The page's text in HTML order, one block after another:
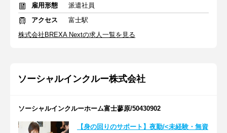
雇用形態
派遣社員
アクセス
富士駅
株式会社BREXA Nextの求人一覧を見る
ソーシャルインクルー株式会社
ソーシャルインクルーホーム富士蓼原/50430902
【身の回りのサポート】夜勤/<未経験・無資